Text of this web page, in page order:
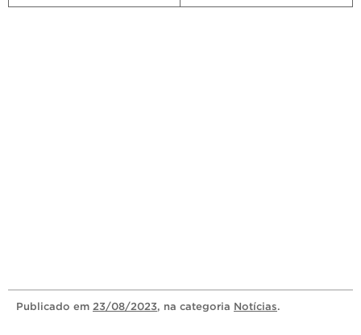
Publicado em 23/08/2023, na categoria Notícias.